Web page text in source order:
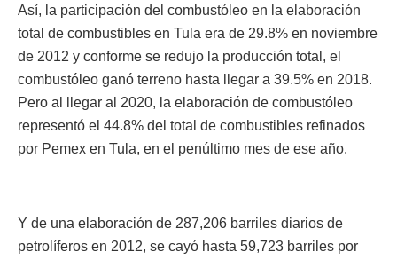
Así, la participación del combustóleo en la elaboración
total de combustibles en Tula era de 29.8% en noviembre
de 2012 y conforme se redujo la producción total, el
combustóleo ganó terreno hasta llegar a 39.5% en 2018.
Pero al llegar al 2020, la elaboración de combustóleo
representó el 44.8% del total de combustibles refinados
por Pemex en Tula, en el penúltimo mes de ese año.
Y de una elaboración de 287,206 barriles diarios de
petrolíferos en 2012, se cayó hasta 59,723 barriles por